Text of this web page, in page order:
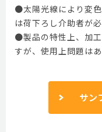
●太陽光線により変
は荷下ろし介助者が必
●製品の特性上、加
すが、使用上問題はあ
サン